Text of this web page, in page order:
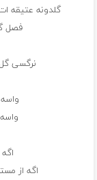
گلدونه عتیقه
فصل
نرگسی
اگه از